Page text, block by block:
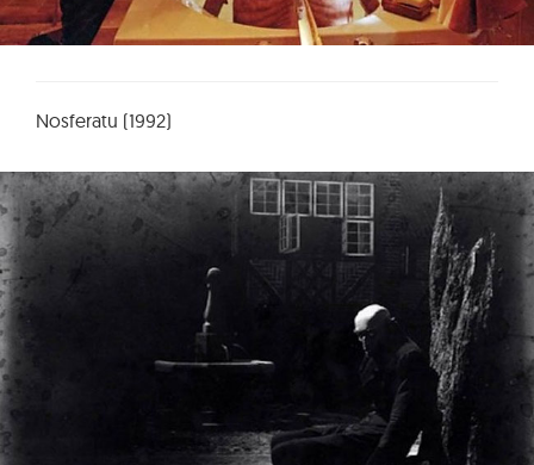
Nosferatu (1992)